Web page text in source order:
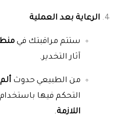
الرعاية بعد العملية
ستتم مراقبتك في
آثار التخدير.
من الطبيعي حدوث
التحكم فيها باستخدام
اللازمة.